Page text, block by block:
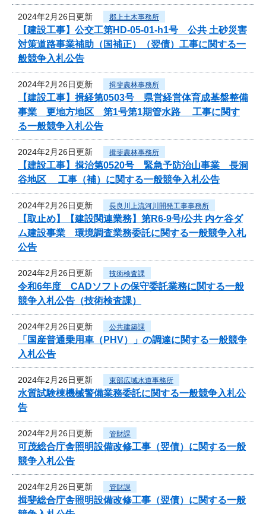
2024年2月26日更新 郡上土木事務所
【建設工事】公交工第HD-05-01-h1号 公共 土砂災害
対策道路事業補助（国補正）（翌債）工事に関する一
般競争入札公告
2024年2月26日更新 揖斐農林事務所
【建設工事】揖経第0503号 県営経営体育成基盤整備
事業 更地方地区 第1号第1期管水路 工事に関す
る一般競争入札公告
2024年2月26日更新 揖斐農林事務所
【建設工事】揖治第0520号 緊急予防治山事業 長洞
谷地区 工事（補）に関する一般競争入札公告
2024年2月26日更新 長良川上流河川開発工事事務所
【取止め】【建設関連業務】第R6-9号/公共 内ケ谷ダ
ム建設事業 環境調査業務委託に関する一般競争入札
公告
2024年2月26日更新 技術検査課
令和6年度 CADソフトの保守委託業務に関する一般
競争入札公告（技術検査課）
2024年2月26日更新 公共建築課
「国産普通乗用車（PHV）」の調達に関する一般競争
入札公告
2024年2月26日更新 東部広域水道事務所
水質試験棟機械警備業務委託に関する一般競争入札公
告
2024年2月26日更新 管財課
可茂総合庁舎照明設備改修工事（翌債）に関する一般
競争入札公告
2024年2月26日更新 管財課
揖斐総合庁舎照明設備改修工事（翌債）に関する一般